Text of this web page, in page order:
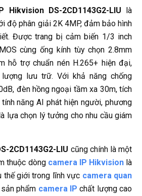
Hikvision DS-2CD1143G2-LIU là
độ phân giải 2K 4MP, đảm bảo hình
Được trang bị cảm biến 1/3 inch
cùng ống kính tùy chọn 2.8mm
hỗ trợ chuẩn nén H.265+ hiện đại,
lưu trữ. Với khả năng chống
đèn hồng ngoại tầm xa 30m, tích
năng AI phát hiện người, phương
lựa chọn lý tưởng cho nhu cầu giám
2CD1143G2-LIU cũng chính là một
thuộc dòng camera IP Hikvisionlà
thế giới trong lĩnh vực camera quan
phẩm camera IP chất lượng cao